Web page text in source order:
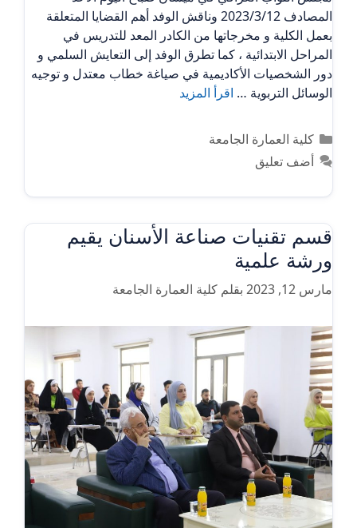
المصادف 2023/3/12 وناقش الوفد أهم القضايا المتعلقة
بعمل الكلية و مخرجاتها من الكادر المعد للتدريس في
المراحل الابتدائية ، كما تطرق الوفد إلى التعايش السلمي و
دور الشخصيات الأكاديمية في صياغة خطاب معتدل و توجيه
الوسائل التربوية … اقرأ المزيد
التصنيفات
كلية العمارة الجامعة
أضف تعليق
قسم تقنيات صناعة الأسنان يقيم
ورشة علمية
مارس 12, 2023 بقلم كلية العمارة الجامعة